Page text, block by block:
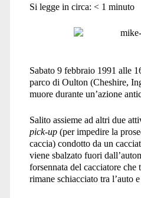
Si legge in circa: < 1 minuto
Sabato 9 febbraio 1991 alle
parco di Oulton (Cheshire,
muore durante un’azione
Salito assieme ad altri due
pick-up(per impedire la
caccia) condotto da un
viene sbalzato fuori
forsennata del cacciatore che
rimane schiacciato tra l’auto